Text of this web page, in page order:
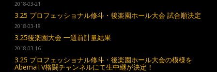
2018-03-21
3.25 プロフェッショナル修斗・後楽園ホール大会 試合順決定
2018-03-18
3.25後楽園大会 一週前計量結果
2018-03-16
3.25 プロフェッショナル修斗・後楽園ホール大会の模様を
AbemaTV格闘チャンネルにて生中継が決定！